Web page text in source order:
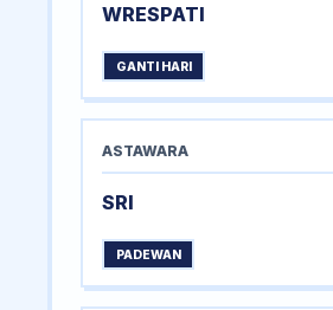
WRESPATI
GANTI HARI
ASTAWARA
SRI
PADEWAN